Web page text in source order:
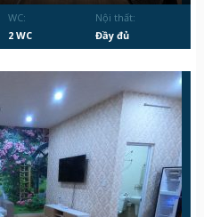
WC:
2 WC
Nội thất:
Đầy đủ